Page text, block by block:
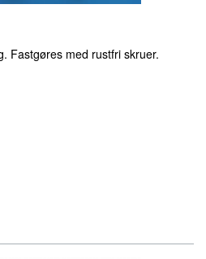
Fastgøres med rustfri skruer.